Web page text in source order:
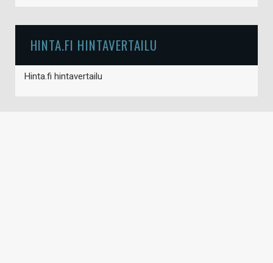
HINTA.FI HINTAVERTAILU
Hinta.fi hintavertailu